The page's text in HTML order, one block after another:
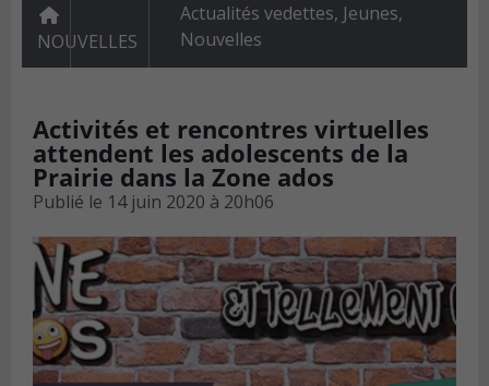
NOUVELLES
Actualités vedettes, Jeunes,
Nouvelles
Activités et rencontres virtuelles
attendent les adolescents de la
Prairie dans la Zone ados
Publié le 14 juin 2020 à 20h06